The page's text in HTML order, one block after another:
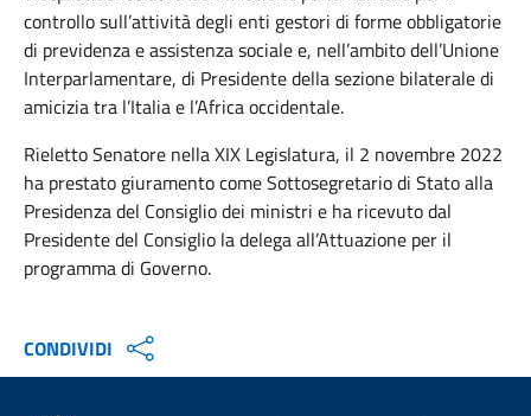
controllo sull’attività degli enti gestori di forme obbligatorie
di previdenza e assistenza sociale e, nell’ambito dell’Unione
Interparlamentare, di Presidente della sezione bilaterale di
amicizia tra l’Italia e l’Africa occidentale.
Rieletto Senatore nella XIX Legislatura, il 2 novembre 2022
ha prestato giuramento come Sottosegretario di Stato alla
Presidenza del Consiglio dei ministri e ha ricevuto dal
Presidente del Consiglio la delega all’Attuazione per il
programma di Governo.
CONDIVIDI